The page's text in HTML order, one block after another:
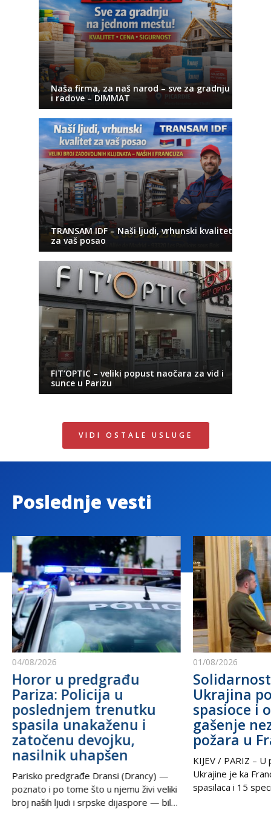
Naša firma, za naš narod – sve za gradnju
i radove – DIMMAT
TRANSAM IDF – Naši ljudi, vrhunski kvalitet
za vaš posao
FIT’OPTIC – veliki popust naočara za vid i
sunce u Parizu
VIDI OSTALE USLUGE
Poslednje vesti
04/08/2026
Horor u predgrađu
Pariza: Policija u
poslednjem trenutku
spasila unakaženu i
zatočenu devojku,
nasilnik uhapšen
Parisko predgrađe Dransi (Drancy) —
poznato i po tome što u njemu živi veliki
broj naših ljudi i srpske dijaspore — bilo
01/08/2026
Ukrajina
spasioce i
gašenje
požara u
KIJEV / PARIZ –
Ukrajine je ka
spasilaca i 15